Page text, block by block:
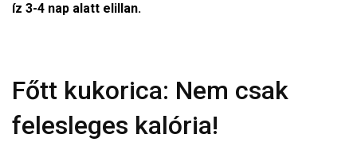
íz 3-4 nap alatt elillan.
Főtt kukorica: Nem csak
felesleges kalória!